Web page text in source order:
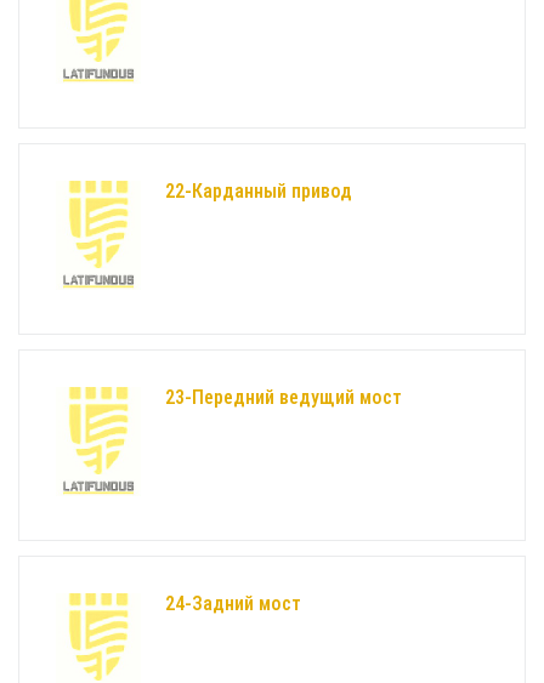
22-Карданный привод
23-Передний ведущий мост
24-Задний мост